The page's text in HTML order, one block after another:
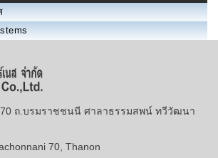
ถ.บรมราชชนนี ศาลาธรรมสพน์ ทวีวัฒนา
70, Thanon